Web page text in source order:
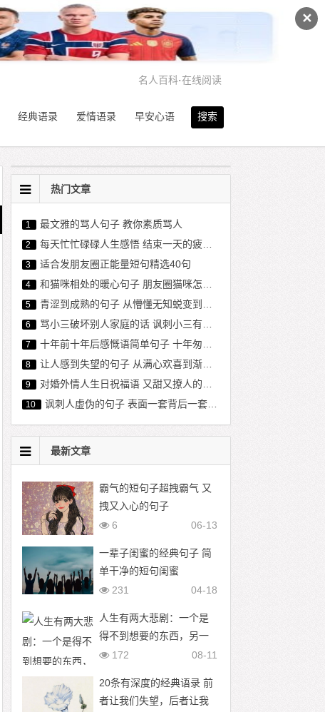
✕
名人百科·在线阅读
搜索
经典语录 爱情语录 早安心语
热门文章
1 最文雅的骂人句子 教你素质骂人
2 每天忙忙碌碌人生感悟 结束一天的疲惫幽默句子
3 适合发朋友圈正能量短句精选40句
4 和猫咪相处的暖心句子 朋友圈猫咪怎么配文
5 青涩到成熟的句子 从懵懂无知蜕变到成熟的句子
6 骂小三破坏别人家庭的话 讽刺小三有内涵的话
7 十年前十年后感慨语简单句子 十年匆匆过的唯美句子
8 让人感到失望的句子 从满心欢喜到渐渐失望的句子
9 对婚外情人生日祝福语 又甜又撩人的生日祝福
10 讽刺人虚伪的句子 表面一套背后一套语录
最新文章
霸气的短句子超拽霸气 又
拽又入心的句子
06-13
6
一辈子闺蜜的经典句子 简
单干净的短句闺蜜
04-18
231
人生有两大悲剧：一个是
得不到想要的东西，另一
个是得到了不想要的东西
08-11
172
20条有深度的经典语录 前
者让我们失望，后者让我